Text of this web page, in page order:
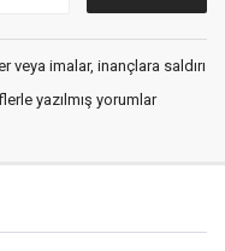
imalar, inançlara saldırı
yazılmış yorumlar